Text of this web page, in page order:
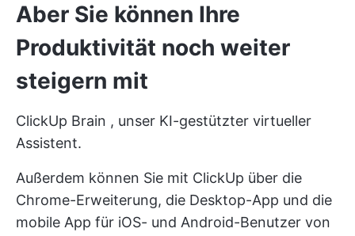
Aber Sie können Ihre
Produktivität noch weiter
steigern mit
ClickUp Brain , unser KI-gestützter virtueller
Assistent.
Außerdem können Sie mit ClickUp über die
Chrome-Erweiterung, die Desktop-App und die
mobile App für iOS- und Android-Benutzer von